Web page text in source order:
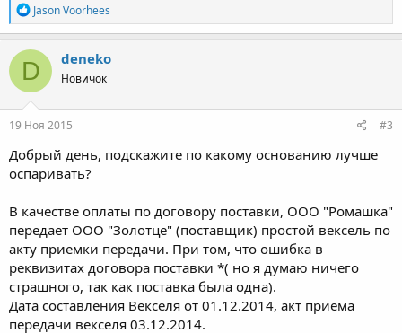
Р
е
а
к
ц
и
и
:
Jason Voorhees
D deneko
Новичок
19 Ноя 2015 #3
Добрый день, подскажите по какому основанию лучше
оспаривать?
В качестве оплаты по договору поставки, ООО "Ромашка"
передает ООО "Золотце" (поставщик) простой вексель по
акту приемки передачи. При том, что ошибка в
реквизитах договора поставки *( но я думаю ничего
страшного, так как поставка была одна).
Дата составления Векселя от 01.12.2014, акт приема
передачи векселя 03.12.2014.